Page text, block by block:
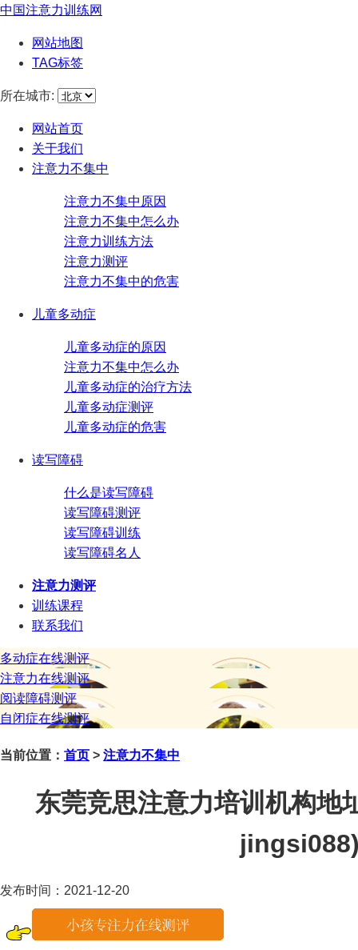
中国注意力训练网
网站地图
TAG标签
所在城市:
网站首页
关于我们
注意力不集中
注意力不集中原因
注意力不集中怎么办
注意力训练方法
注意力测评
注意力不集中的危害
儿童多动症
儿童多动症的原因
注意力不集中怎么办
儿童多动症的治疗方法
儿童多动症测评
儿童多动症的危害
读写障碍
什么是读写障碍
读写障碍测评
读写障碍训练
读写障碍名人
注意力测评
训练课程
联系我们
多动症在线测评
注意力在线测评
阅读障碍测评
自闭症在线测评
当前位置： 首页 > 注意力不集中
东莞竞思注意力培训机构地
发布时间：2021-12-20